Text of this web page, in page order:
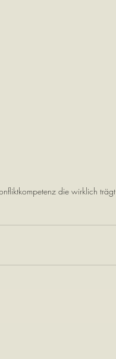
die wirklich trägt